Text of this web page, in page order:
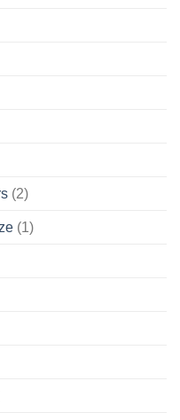
(2)
(1)